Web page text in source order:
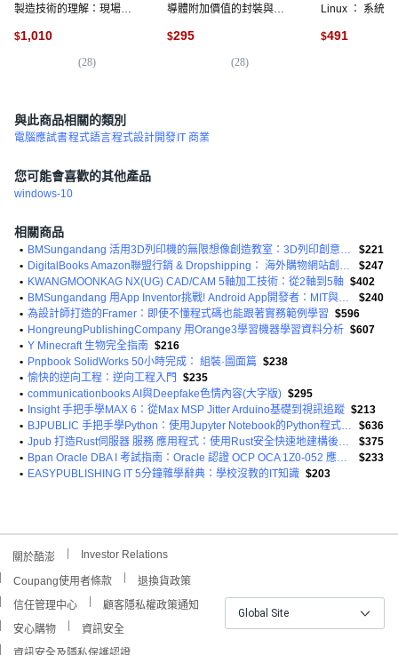
製造技術的理解：現場最
炳旭,吳京澤 等
$1,010
(28)
導體附加價值的封裝與測
$295
(28)
Linux ： 系統 &
$491
與此商品相關的類別
電腦應試書程式語言程式設計開發 IT 商業
您可能會喜歡的其他產品
windows-10
相關商品
• BMSungandang 活用3D列印機的無限想像創造教室：3D列印創意開發教材
$221
•
DigitalBooks Amazon聯盟行銷 & Dropshipping： 海外購物網站創業： 零接觸全球銷售
$247
• KWANGMOONKAG NX(UG) CAD/CAM 5軸加工技術：從2軸到5軸 $402
•
BMSungandang 用App Inventor挑戰! Android App開發者：MIT與Google共同打造的App開發語言
$240
• 為設計師打造的Framer：即使不懂程式碼也能跟著實務範例學習 $596
• HongreungPublishingCompany 用Orange3學習機器學習資料分析 $607
• Y Minecraft 生物完全指南 $216
• Pnpbook SolidWorks 50小時完成： 組裝·圖面篇 $238
• 愉快的逆向工程：逆向工程入門
$235
• communicationbooks AI與Deepfake色情內容(大字版) $295
•
Insight 手把手學MAX 6：從Max MSP Jitter Arduino基礎到視訊追蹤 $213
•
BJPUBLIC 手把手學Python：使用Jupyter Notebook的Python程式設計
$636
•
Jpub 打造Rust伺服器 服務 應用程式：使用Rust安全快速地建構後端伺服器 服務與前端
$375
•
Bpan Oracle DBA I 考試指南：Oracle 認證 OCP OCA 1Z0-052 應考用
$233
• EASYPUBLISHING IT 5分鐘雜學辭典：學校沒教的IT知識 $203
關於酷澎 Investor Relations
Coupang使用者條款
退換貨政策
信任管理中心
顧客隱私權政策通知
安心購物
資訊安全
Global Site